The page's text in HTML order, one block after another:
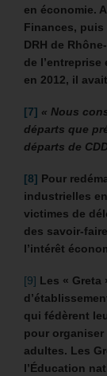
en économie.
Finances, puis
DRH de
de l’entreprise
en 2012, il
[7] « Nous
départs que
départs de
[8] Pour
industrielles
victimes de
des savoir-
l’intérêt
[9] Les « Greta
qui fédèrent
pour
adultes. Les
l’Éducation